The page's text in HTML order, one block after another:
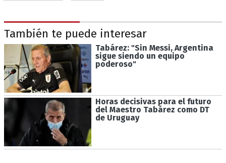
También te puede interesar
Tabárez: "Sin Messi, Argentina
sigue siendo un equipo
poderoso"
Horas decisivas para el futuro
del Maestro Tabárez como DT
de Uruguay